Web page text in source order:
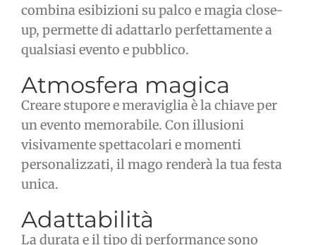
combina esibizioni su palco e magia close-
up, permette di adattarlo perfettamente a
qualsiasi evento e pubblico.
Atmosfera magica
Creare stupore e meraviglia è la chiave per
un evento memorabile. Con illusioni
visivamente spettacolari e momenti
personalizzati, il mago renderà la tua festa
unica.
Adattabilità
La durata e il tipo di performance sono